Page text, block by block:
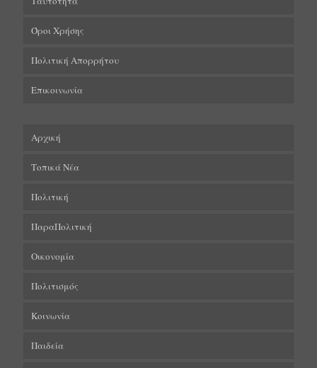
Όροι Χρήσης
Πολιτική Απορρήτου
Επικοινωνία
Αρχική
Τοπικά Νέα
Πολιτική
ΠαραΠολιτική
Οικονομία
Πολιτισμός
Κοινωνία
Παιδεία